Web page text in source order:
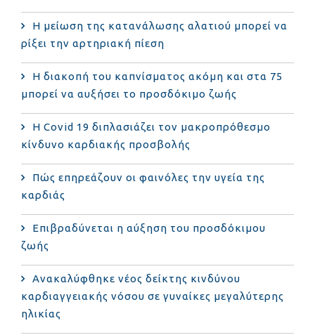
Η μείωση της κατανάλωσης αλατιού μπορεί να
ρίξει την αρτηριακή πίεση
Η διακοπή του καπνίσματος ακόμη και στα 75
μπορεί να αυξήσει το προσδόκιμο ζωής
Η Covid 19 διπλασιάζει τον μακροπρόθεσμο
κίνδυνο καρδιακής προσβολής
Πώς επηρεάζουν οι φαινόλες την υγεία της
καρδιάς
Επιβραδύνεται η αύξηση του προσδόκιμου
ζωής
Ανακαλύφθηκε νέος δείκτης κινδύνου
καρδιαγγειακής νόσου σε γυναίκες μεγαλύτερης
ηλικίας